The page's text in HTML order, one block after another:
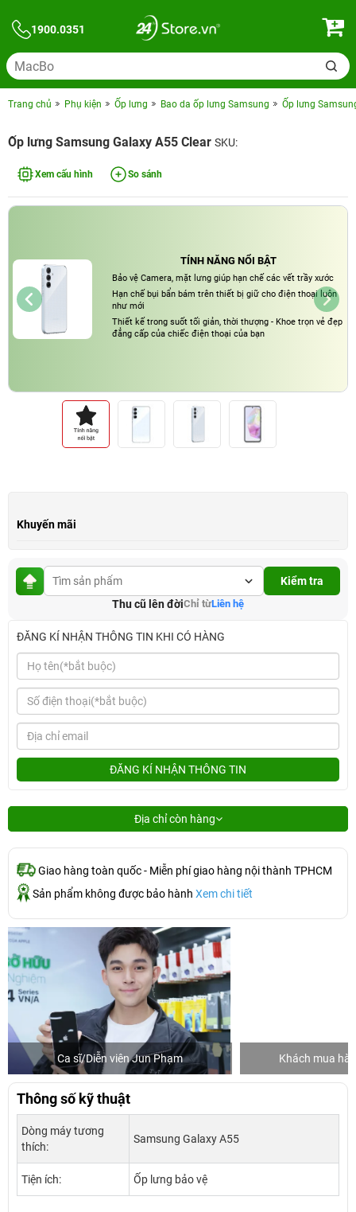
1900.0351
Trang chủ Phụ kiện Ốp lưng Bao da ốp lưng Samsung Ốp lưng
Ốp lưng Samsung Galaxy A55 Clear SKU:
Xem cấu hình So sánh
TÍNH NĂNG NỔI BẬT
Bảo vệ Camera, mặt lưng giúp hạn chế các vết trầy xước
Hạn chế bụi bẩn bám trên thiết bị giữ cho điện thoại luôn
như mới
Thiết kế trong suốt tối giản, thời thượng - Khoe trọn vẻ đẹp
đẳng cấp của chiếc điện thoại của bạn
Khuyến mãi
Kiểm tra
Thu cũ lên đờiChỉ từLiên hệ
ĐĂNG KÍ NHẬN THÔNG TIN KHI CÓ HÀNG
ĐĂNG KÍ NHẬN THÔNG TIN
Địa chỉ còn hàng
Giao hàng toàn quốc - Miễn phí giao hàng nội thành TPHCM
Sản phẩm không được bảo hành Xem chi tiết
Ca sĩ/Diễn viên Jun Phạm Khách mua
Thông số kỹ thuật
Dòng máy tương
thích:
Samsung Galaxy A55
Tiện ích: Ốp lưng bảo vệ